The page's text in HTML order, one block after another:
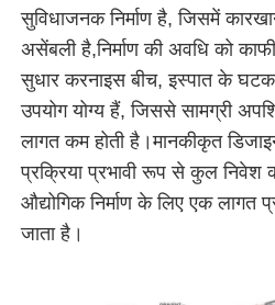
होम
वीडियो
सुविधाजनक निर्माण है, जिसमें
असेंबली है,निर्माण की अवधि को
सुधार करनाइस बीच, इस्पात के
उपयोग योग्य हैं, जिससे सामग्री
लागत कम होती है।मानकीकृत
प्रक्रिया प्रभावी रूप से कुल
औद्योगिक निर्माण के लिए एक
जाता है।